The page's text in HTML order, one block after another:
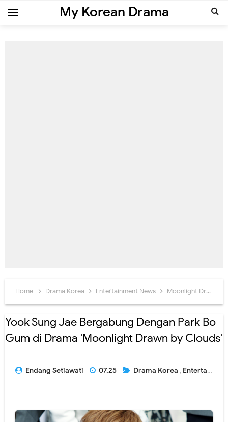
My Korean Drama
Home Drama Korea Entertainment News Moonlight Drawn By Clouds
Yook Sung Jae Bergabung Dengan Park Bo
Gum di Drama 'Moonlight Drawn by Clouds'
Endang Setiawati 07.25 Drama Korea , Entertainment News